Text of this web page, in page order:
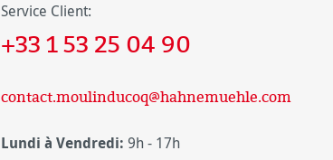
Service Client:
+33 1 53 25 04 90
contact.moulinducoq@hahnemuehle.com
Lundi à Vendredi: 9h - 17h